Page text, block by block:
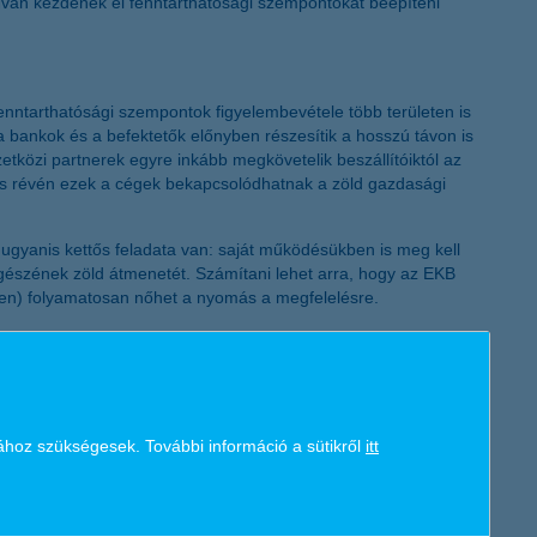
szempontok figyelembevétele több területen is
és a befektetők előnyben részesítik a hosszú távon is
partnerek egyre inkább megkövetelik beszállítóiktól az
ezek a cégek bekapcsolódhatnak a zöld gazdasági
kettős feladata van: saját működésükben is meg kell
zöld átmenetét. Számítani lehet arra, hogy az EKB
folyamatosan nőhet a nyomás a megfelelésre.
csökkenti saját környezeti terhelését, egyre nagyobb
időben beépítik működésükbe az ESG-szempontokat, előnybe
finanszírozóként, hanem tanácsadó partnerként is
szükségesek. További információ a sütikről itt